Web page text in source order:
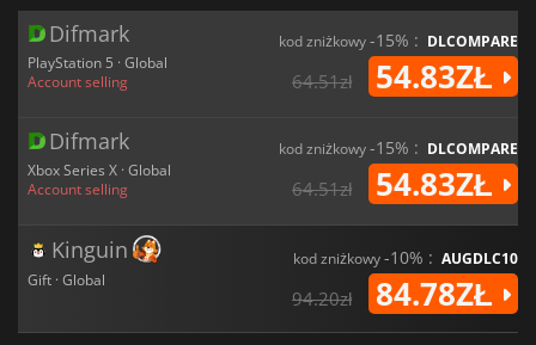
Difmark
PlayStation 5 · Global
Account selling
kod zniżkowy-15% : DLCOMPARE
64.51zł 54.83ZŁ
Difmark
Xbox Series X · Global
Account selling
kod zniżkowy-15% : DLCOMPARE
64.51zł 54.83ZŁ
Kinguin
Gift · Global
kod zniżkowy-10% : AUGDLC10
94.20zł 84.78ZŁ